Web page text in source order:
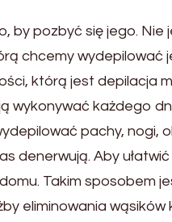
by pozbyć się jego.
chcemy
którą jest depilacja
wykonywać każdego
pachy, nogi,
denerwują. Aby
Takim sposobem
eliminowania